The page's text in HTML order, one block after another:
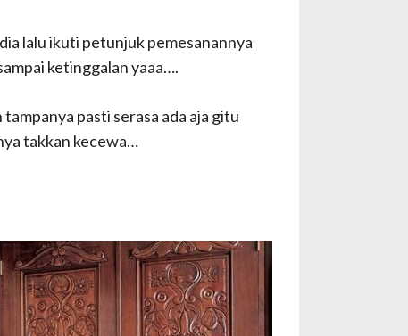
lalu ikuti petunjuk pemesanannya
ketinggalan yaaa….
pasti serasa ada aja gitu
takkan kecewa…